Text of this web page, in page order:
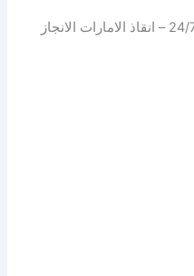
”انقاذ سيارات المركبات الترفيهية 24/7 – انقاذ الامارات الانجاز